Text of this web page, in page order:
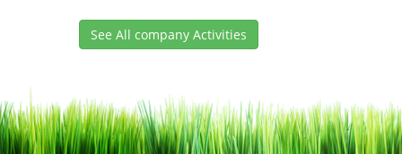
See All company Activities